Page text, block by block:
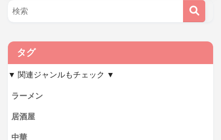
タグ
▼ 関連ジャンルもチェック ▼
ラーメン
居酒屋
中華